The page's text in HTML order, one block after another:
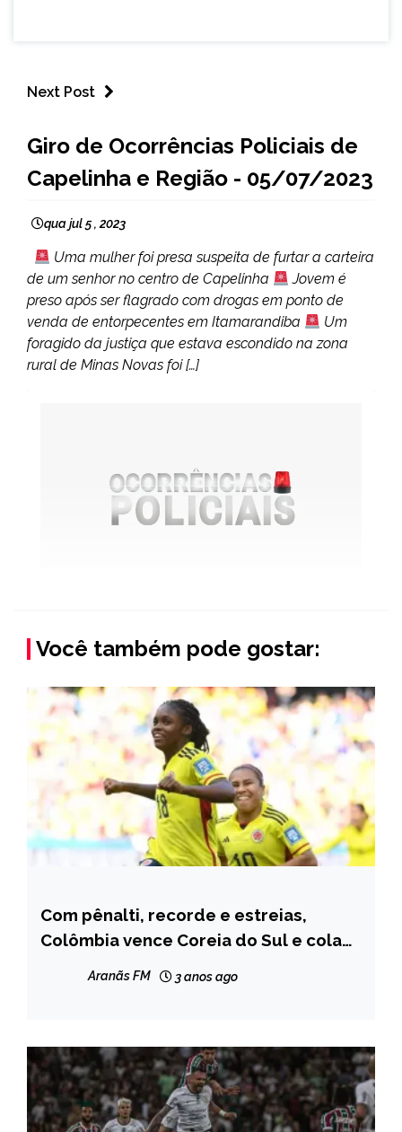
Next Post
MINAS
GERAIS
NOTÍCIAS
Giro de Ocorrências Policiais de
Capelinha e Região - 05/07/2023
qua jul 5 , 2023
Uma mulher foi presa suspeita de furtar a carteira
de um senhor no centro de Capelinha
Jovem é
preso após ser flagrado com drogas em ponto de
venda de entorpecentes em Itamarandiba
Um
foragido da justiça que estava escondido na zona
rural de Minas Novas foi […]
Você também pode gostar:
ESPORTES
Com pênalti, recorde e estreias,
Colômbia vence Coreia do Sul e cola
Aranãs FM 3 anos ago